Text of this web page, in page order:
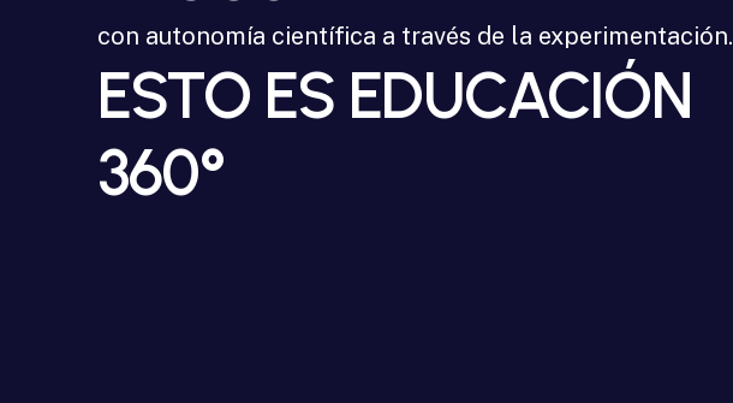
con autonomía científica a través de la experimentación.
ESTO ES EDUCACIÓN
360°